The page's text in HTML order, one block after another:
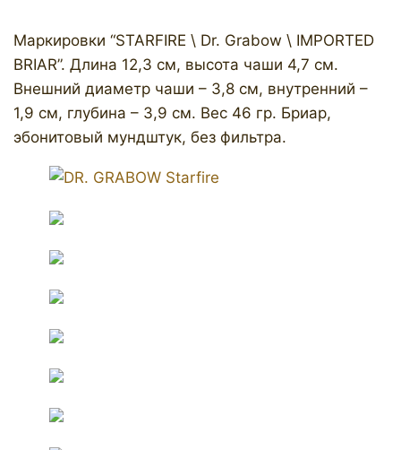
Маркировки “STARFIRE \ Dr. Grabow \ IMPORTED
BRIAR”. Длина 12,3 см, высота чаши 4,7 см.
Внешний диаметр чаши – 3,8 см, внутренний –
1,9 см, глубина – 3,9 см. Вес 46 гр. Бриар,
эбонитовый мундштук, без фильтра.